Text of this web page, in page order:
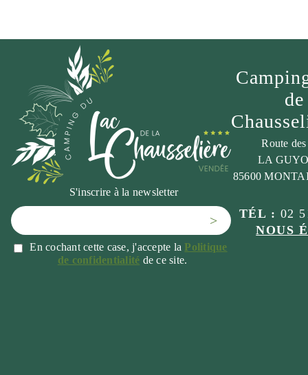
S'inscrire à la newsletter
>
En cochant cette case, j'accepte la Politique
de confidentialité de ce site.
Route
LA
85600
TÉL : 02
NOUS